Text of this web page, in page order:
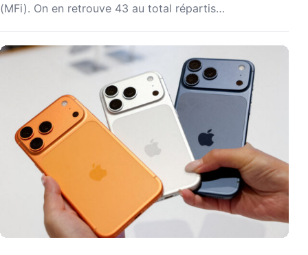
(MFi). On en retrouve 43 au total répartis…